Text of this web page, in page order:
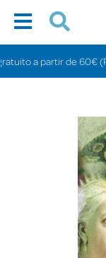
a partir de 60€